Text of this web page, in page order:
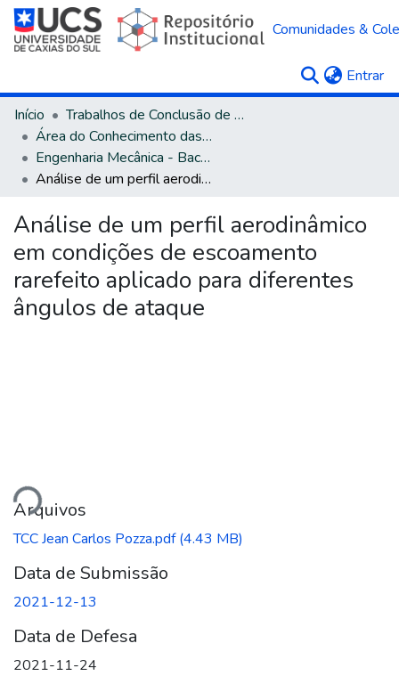
Comunidades &
Entrar
Início
Trabalhos de Conclusão de Curso
Área do Conhecimento das Engenharias
Engenharia Mecânica - Bacharelado
Análise de um perfil aerodinâmico em condições de escoamento rarefeito aplicado para diferentes ângulos de ataque
Análise de um perfil aerodinâmico
em condições de escoamento
rarefeito aplicado para diferentes
ângulos de ataque
Arquivos
TCC Jean Carlos Pozza.pdf(4.43 MB)
Data de Submissão
2021-12-13
Data de Defesa
2021-11-24